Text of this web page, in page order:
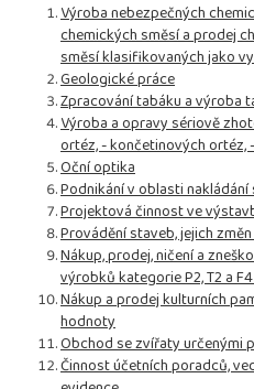
Výroba nebezpečných
chemických směsí a prodej
směsí klasifikovaných jako
Geologické práce
Zpracování tabáku a výroba
Výroba a opravy sériově
ortéz, - končetinových ortéz,
Oční optika
Podnikání v oblasti
Projektová činnost ve
Provádění staveb, jejich
Nákup, prodej, ničení a
výrobků kategorie P2, T2 a
Nákup a prodej kulturních
hodnoty
Obchod se zvířaty určenými
Činnost účetních poradců,